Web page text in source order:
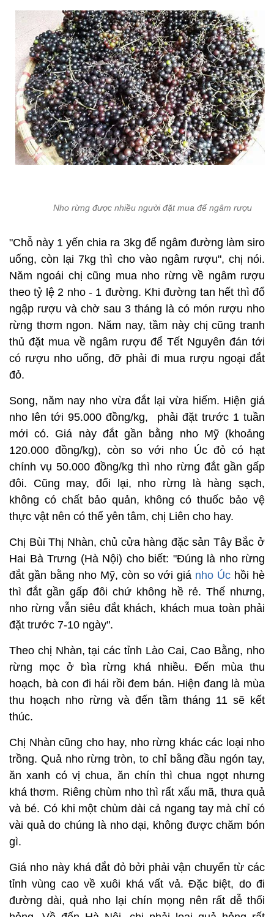
Nho rừng được nhiều người đặt mua để ngâm rượu
"Chỗ này 1 yến chia ra 3kg để ngâm đường làm siro
uống, còn lại 7kg thì cho vào ngâm rượu", chị nói.
Năm ngoái chị cũng mua nho rừng về ngâm rượu
theo tỷ lệ 2 nho - 1 đường. Khi đường tan hết thì đổ
ngập rượu và chờ sau 3 tháng là có món rượu nho
rừng thơm ngon. Năm nay, tầm này chị cũng tranh
thủ đặt mua về ngâm rượu để Tết Nguyên đán tới
có rượu nho uống, đỡ phải đi mua rượu ngoại đắt
đỏ.
Song, năm nay nho vừa đắt lại vừa hiếm. Hiện giá
nho lên tới 95.000 đồng/kg, phải đặt trước 1 tuần
mới có. Giá này đắt gần bằng nho Mỹ (khoảng
120.000 đồng/kg), còn so với nho Úc đỏ có hạt
chính vụ 50.000 đồng/kg thì nho rừng đắt gần gấp
đôi. Cũng may, đổi lại, nho rừng là hàng sạch,
không có chất bảo quản, không có thuốc bảo vệ
thực vật nên có thể yên tâm, chị Liên cho hay.
Chị Bùi Thị Nhàn, chủ cửa hàng đặc sản Tây Bắc ở
Hai Bà Trưng (Hà Nội) cho biết: "Đúng là nho rừng
đắt gần bằng nho Mỹ, còn so với giá nho Úc hồi hè
thì đắt gần gấp đôi chứ không hề rẻ. Thế nhưng,
nho rừng vẫn siêu đắt khách, khách mua toàn phải
đặt trước 7-10 ngày".
Theo chị Nhàn, tại các tỉnh Lào Cai, Cao Bằng, nho
rừng mọc ở bìa rừng khá nhiều. Đến mùa thu
hoạch, bà con đi hái rồi đem bán. Hiện đang là mùa
thu hoạch nho rừng và đến tầm tháng 11 sẽ kết
thúc.
Chị Nhàn cũng cho hay, nho rừng khác các loại nho
trồng. Quả nho rừng tròn, to chỉ bằng đầu ngón tay,
ăn xanh có vị chua, ăn chín thì chua ngọt nhưng
khá thơm. Riêng chùm nho thì rất xấu mã, thưa quả
và bé. Có khi một chùm dài cả ngang tay mà chỉ có
vài quả do chúng là nho dại, không được chăm bón
gì.
Giá nho này khá đắt đỏ bởi phải vận chuyển từ các
tỉnh vùng cao về xuôi khá vất vả. Đặc biệt, do đi
đường dài, quả nho lại chín mọng nên rất dễ thối